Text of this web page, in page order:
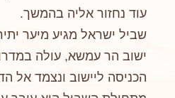
עוד נחזור אליה בהמשך.
שביל ישראל מגיע מיער
ישוב הר עמשא, עולה